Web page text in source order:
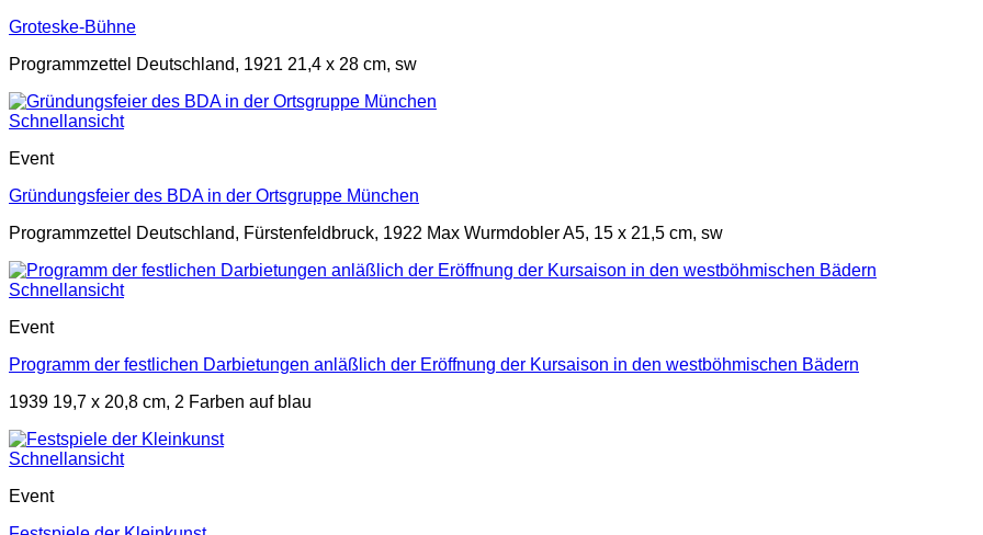
Groteske-Bühne
Programmzettel Deutschland, 1921 21,4 x 28 cm, sw
Schnellansicht
Event
Gründungsfeier des BDA in der Ortsgruppe München
Programmzettel Deutschland, Fürstenfeldbruck, 1922 Max Wurmdobler A5, 15 x 21,5 cm, sw
Schnellansicht
Event
Programm der festlichen Darbietungen anläßlich der Eröffnung der Kursaison in den westböhmischen Bädern
1939 19,7 x 20,8 cm, 2 Farben auf blau
Schnellansicht
Event